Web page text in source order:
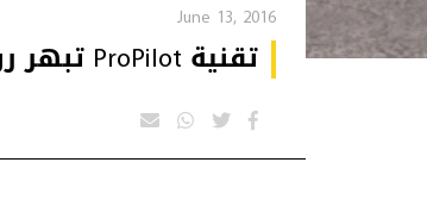
June 13, 2016
تقنية ProPilot تبهر رؤساء قمة الدول السبع الكبرى في اليابان